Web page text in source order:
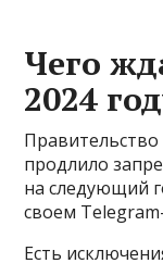
Чего
2024
продлило
на следующий
своем
Есть